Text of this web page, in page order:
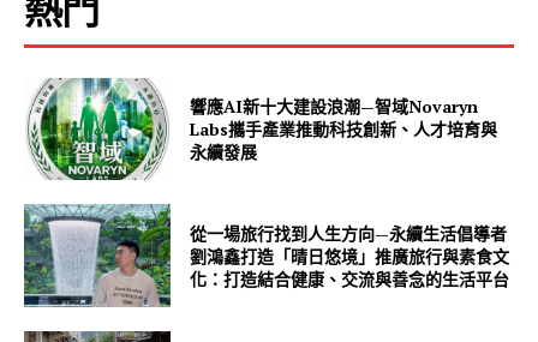
熱門
響應AI新十大建設浪潮—智域Novaryn
Labs攜手產業推動科技創新、人才培育與
永續發展
從一場旅行找到人生方向—永續生活倡導者
劉鴻鑫打造「晴日悠境」推廣旅行與素食文
化：打造結合健康、交流與善念的生活平台